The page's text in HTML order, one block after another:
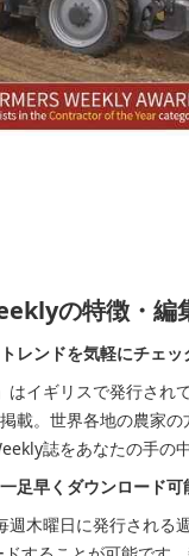
の特徴・編
レンドを気軽にチェッ
はイギリスで発行さ
載。世界各地の農家
誌をあなたの手の
足早くダウンロード可
木曜日に発行される